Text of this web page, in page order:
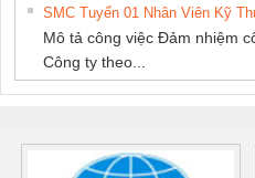
SMC Tuyển 01 Nhân Viên Kỹ
Mô tả công việc Đảm nhiệm
Công ty theo...